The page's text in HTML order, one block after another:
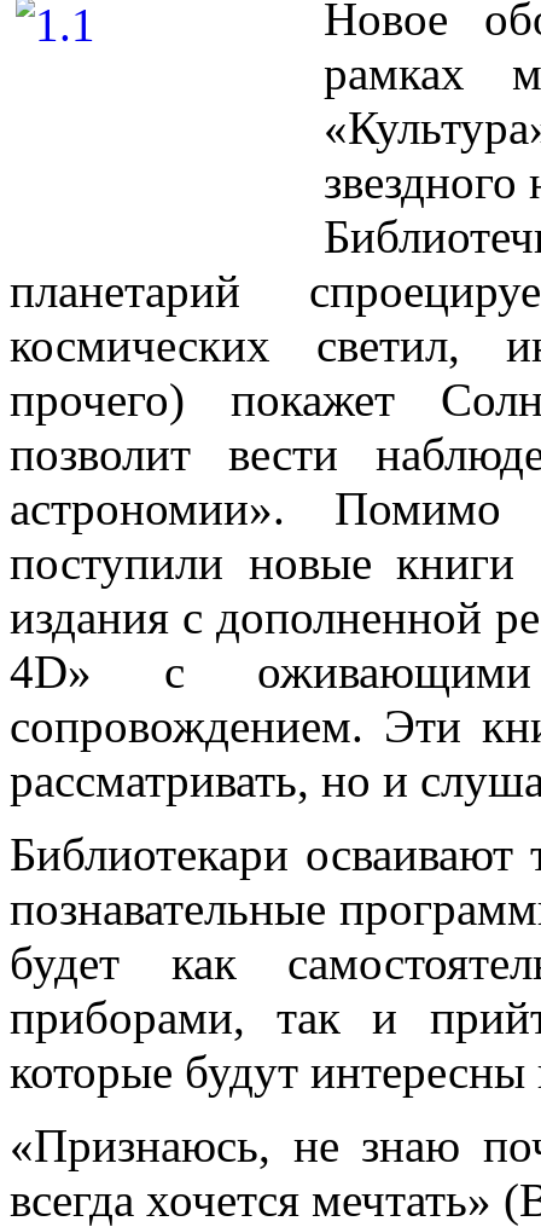
Новое
рамках
планетарий
космических светил,
прочего) покажет
позволит вести
астрономии».
поступили новые книги
издания с дополненной
4D» с
сопровождением. Эти
рассматривать, но и
Библиотекари осваивают
познавательные
будет как
приборами, так и
которые будут
«Признаюсь, не знаю
всегда хочется мечтать»